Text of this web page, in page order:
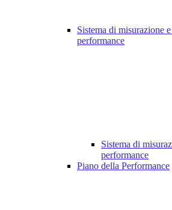
Sistema di misurazione
performance
Sistema di
performance
Piano della Performance